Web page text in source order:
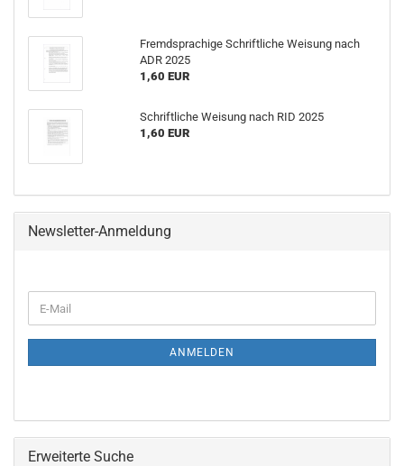
Fremdsprachige Schriftliche Weisung nach
ADR 2025
1,60 EUR
Schriftliche Weisung nach RID 2025
1,60 EUR
Newsletter-Anmeldung
ANMELDEN
Erweiterte Suche